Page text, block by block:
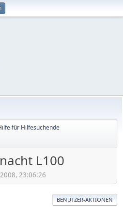
für Hilfesuchende
L100
23:06:26
BENUTZER-AKTIONEN